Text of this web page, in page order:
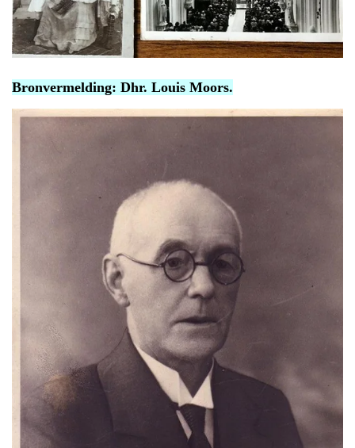
Bronvermelding: Dhr. Louis Moors.